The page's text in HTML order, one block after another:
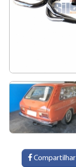
Compartilhar